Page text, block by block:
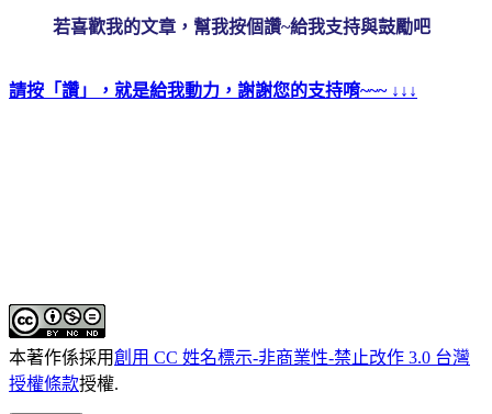
若喜歡我的文章，幫我按個讚~給我支持與鼓勵吧
請按「讚」，就是給我動力，謝謝您的支持唷~~~ ↓↓↓
本著作係採用創用 CC 姓名標示-非商業性-禁止改作 3.0 台灣
授權條款授權.